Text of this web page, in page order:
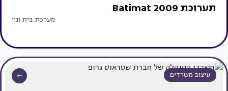
תערוכת Batimat 2009
מערכת בית ונוי
עיצוב משרדים